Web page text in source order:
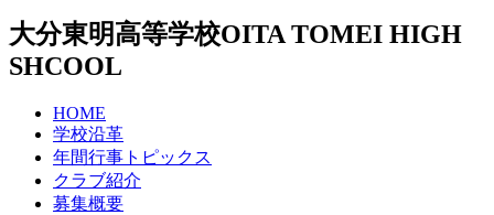
大分東明高等学校OITA TOMEI HIGH
SHCOOL
HOME
学校沿革
年間行事トピックス
クラブ紹介
募集概要